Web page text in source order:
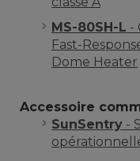
MS-80SH-L -
Fast-
Dome Heater
Accessoire
SunSentry -